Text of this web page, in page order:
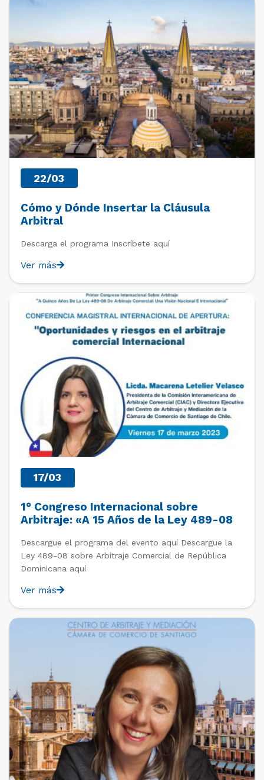
PAST EVENTS
22/03
Cómo y Dónde Insertar la Cláusula
Arbitral
Descarga el programa Inscríbete aquí
Ver más
17/03
1° Congreso Internacional sobre
Arbitraje: «A 15 Años de la Ley 489-08
Nacional e Internacional»
Descargue el programa del evento aquí Descargue la
Ley 489-08 sobre Arbitraje Comercial de República
Dominicana aquí
Ver más
PAST EVENTS